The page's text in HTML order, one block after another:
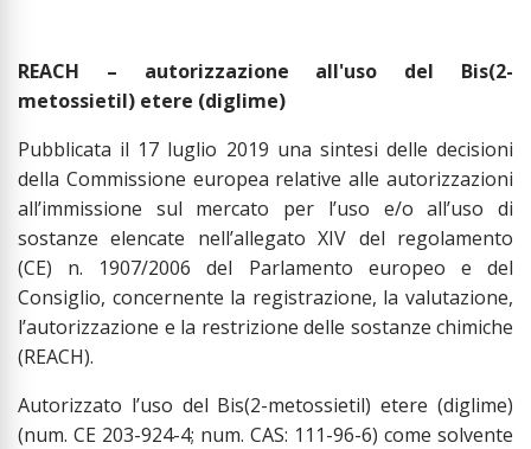
REACH – autorizzazione all'uso del Bis(2-
metossietil) etere (diglime)
Pubblicata il 17 luglio 2019 una sintesi delle decisioni
della Commissione europea relative alle autorizzazioni
all’immissione sul mercato per l’uso e/o all’uso di
sostanze elencate nell’allegato XIV del regolamento
(CE) n. 1907/2006 del Parlamento europeo e del
Consiglio, concernente la registrazione, la valutazione,
l’autorizzazione e la restrizione delle sostanze chimiche
(REACH).
Autorizzato l’uso del Bis(2-metossietil) etere (diglime)
(num. CE 203-924-4; num. CAS: 111-96-6) come solvente